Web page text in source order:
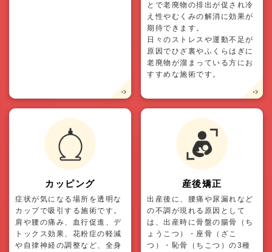
とで老廃物の排出が促され冷
え性やむくみの解消に効果が
期待できます。
日々のストレスや運動不足が
原因でひざ裏やふくらはぎに
老廃物が溜まっている方にお
すすめな施術です。
カッピング
症状が気になる場所を透明な
カップで吸引する施術です。
肩や腰の痛み、血行促進、デ
トックス効果、花粉症の軽減
や自律神経の調整など、全身
産後矯正
出産後に、腰痛や尿漏れなど
の不調が現れる原因として
は、出産時に骨盤の腸骨（ち
ょうこつ）・座骨（ざこ
つ）・恥骨（ちこつ）の3種